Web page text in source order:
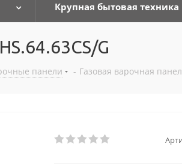
Крупная бытовая техника
G
панели - Газовая варочная